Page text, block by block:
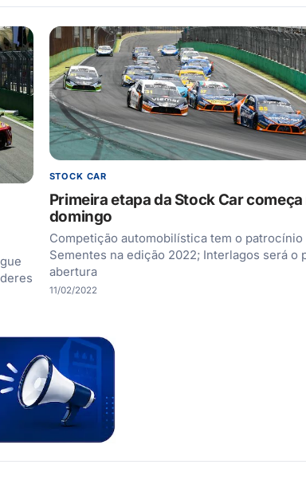
STOCK CAR
Primeira etapa da Stock Car
domingo
Competição automobilística tem o patrocínio
Sementes na edição 2022; Interlagos será o
abertura
11/02/2022